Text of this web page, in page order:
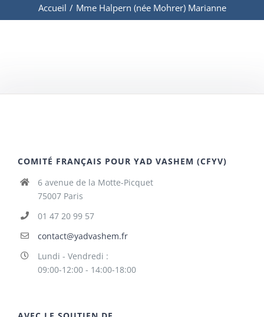
Accueil / Mme Halpern (née Mohrer) Marianne
COMITÉ FRANÇAIS POUR YAD VASHEM (CFYV)
6 avenue de la Motte-Picquet
75007 Paris
01 47 20 99 57
contact@yadvashem.fr
Lundi - Vendredi :
09:00-12:00 - 14:00-18:00